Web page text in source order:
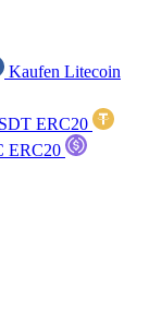
Kaufen Litecoin
ERC20
ERC20